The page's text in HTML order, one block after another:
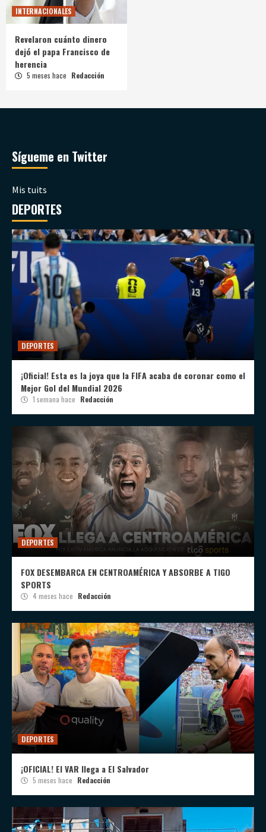
INTERNACIONALES
Revelaron cuánto dinero
dejó el papa Francisco de
herencia
5 meses hace Redacción
Sígueme en Twitter
Mis tuits
DEPORTES
DEPORTES
¡Oficial! Esta es la joya que la FIFA acaba de coronar como el
Mejor Gol del Mundial 2026
1 semana hace Redacción
DEPORTES
FOX DESEMBARCA EN CENTROAMÉRICA Y ABSORBE A TIGO
SPORTS
4 meses hace Redacción
DEPORTES
¡OFICIAL! El VAR llega a El Salvador
5 meses hace Redacción